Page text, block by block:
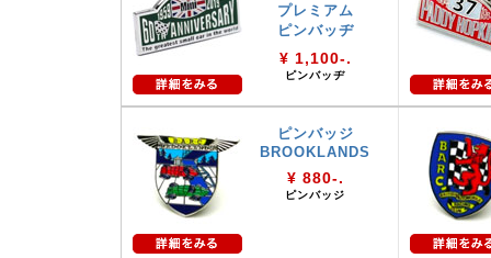
プレミアム
ピンバッヂ
¥ 1,100-.
ピンバッヂ
ピンバッジ
BROOKLANDS
¥ 880-.
ピンバッジ